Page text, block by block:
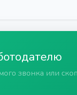
звонка или